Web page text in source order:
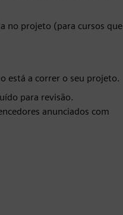
no projeto (para cursos que
está a correr o seu projeto.
para revisão.
anunciados com